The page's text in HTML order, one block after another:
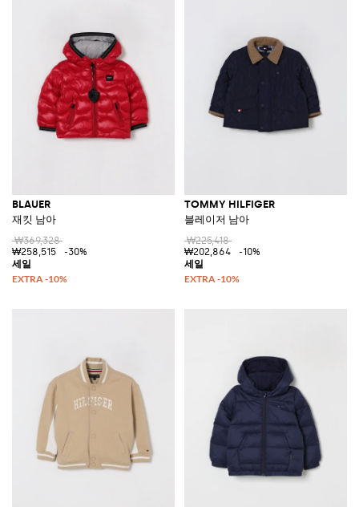
BLAUER
재킷 남아
₩369,328
₩258,515
-30%
TOMMY HILFIGER
블레이저 남아
₩225,418
₩202,864
-10%